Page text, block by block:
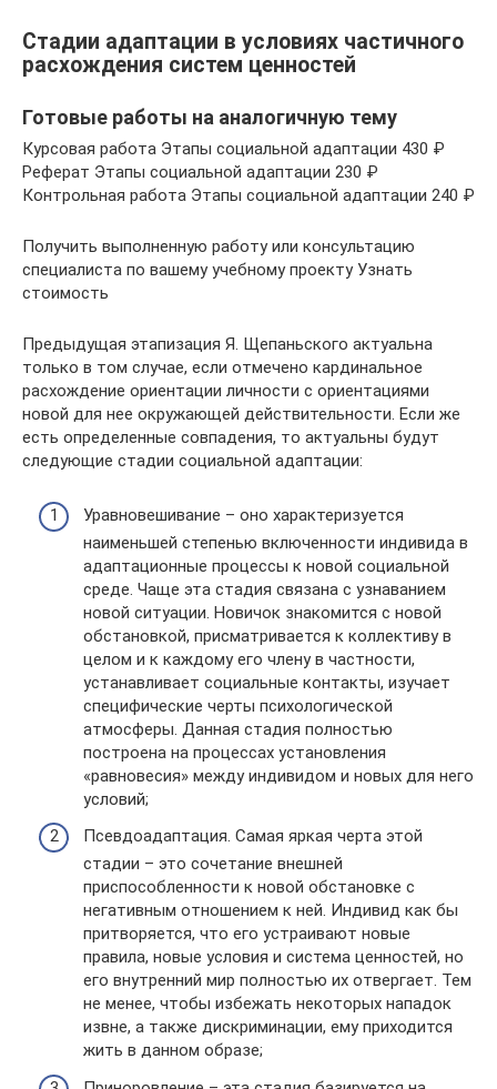
Стадии адаптации в условиях частичного
расхождения систем ценностей
Готовые работы на аналогичную тему
Курсовая работа Этапы социальной адаптации 430 ₽
Реферат Этапы социальной адаптации 230 ₽
Контрольная работа Этапы социальной адаптации 240 ₽
Получить выполненную работу или консультацию
специалиста по вашему учебному проекту Узнать
стоимость
Предыдущая этапизация Я. Щепаньского актуальна
только в том случае, если отмечено кардинальное
расхождение ориентации личности с ориентациями
новой для нее окружающей действительности. Если же
есть определенные совпадения, то актуальны будут
следующие стадии социальной адаптации:
Уравновешивание – оно характеризуется
наименьшей степенью включенности индивида в
адаптационные процессы к новой социальной
среде. Чаще эта стадия связана с узнаванием
новой ситуации. Новичок знакомится с новой
обстановкой, присматривается к коллективу в
целом и к каждому его члену в частности,
устанавливает социальные контакты, изучает
специфические черты психологической
атмосферы. Данная стадия полностью
построена на процессах установления
«равновесия» между индивидом и новых для него
условий;
Псевдоадаптация. Самая яркая черта этой
стадии – это сочетание внешней
приспособленности к новой обстановке с
негативным отношением к ней. Индивид как бы
притворяется, что его устраивают новые
правила, новые условия и система ценностей, но
его внутренний мир полностью их отвергает. Тем
не менее, чтобы избежать некоторых нападок
извне, а также дискриминации, ему приходится
жить в данном образе;